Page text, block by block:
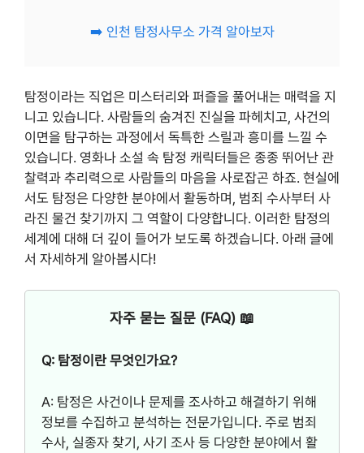
➡️ 인천 탐정사무소 가격 알아보자
탐정이라는 직업은 미스터리와 퍼즐을 풀어내는 매력을 지
니고 있습니다. 사람들의 숨겨진 진실을 파헤치고, 사건의
이면을 탐구하는 과정에서 독특한 스릴과 흥미를 느낄 수
있습니다. 영화나 소설 속 탐정 캐릭터들은 종종 뛰어난 관
찰력과 추리력으로 사람들의 마음을 사로잡곤 하죠. 현실에
서도 탐정은 다양한 분야에서 활동하며, 범죄 수사부터 사
라진 물건 찾기까지 그 역할이 다양합니다. 이러한 탐정의
세계에 대해 더 깊이 들어가 보도록 하겠습니다. 아래 글에
서 자세하게 알아봅시다!
자주 묻는 질문 (FAQ) 📖
Q: 탐정이란 무엇인가요?
A: 탐정은 사건이나 문제를 조사하고 해결하기 위해
정보를 수집하고 분석하는 전문가입니다. 주로 범죄
수사, 실종자 찾기, 사기 조사 등 다양한 분야에서 활